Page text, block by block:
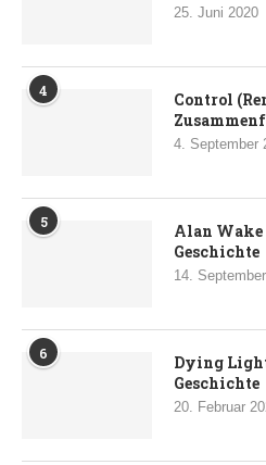
25. Juni 2020
4
Control
4. September
5
Alan Wake
Geschichte
14.
6
Dying
Geschichte
20. Februar